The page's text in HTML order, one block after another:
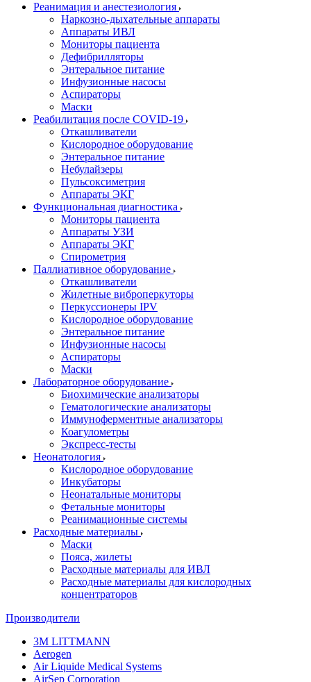
Реанимация и анестезиология
Наркозно-дыхательные аппараты
Аппараты ИВЛ
Мониторы пациента
Дефибрилляторы
Энтеральное питание
Инфузионные насосы
Аспираторы
Маски
Реабилитация после COVID-19
Откашливатели
Кислородное оборудование
Энтеральное питание
Небулайзеры
Пульсоксиметрия
Аппараты ЭКГ
Функциональная диагностика
Мониторы пациента
Аппараты УЗИ
Аппараты ЭКГ
Спирометрия
Паллиативное оборудование
Откашливатели
Жилетные виброперкуторы
Перкуссионеры IPV
Кислородное оборудование
Энтеральное питание
Инфузионные насосы
Аспираторы
Маски
Лабораторное оборудование
Биохимические анализаторы
Гематологические анализаторы
Иммуноферментные анализаторы
Коагулометры
Экспресс-тесты
Неонатология
Кислородное оборудование
Инкубаторы
Неонатальные мониторы
Фетальные мониторы
Реанимационные системы
Расходные материалы
Маски
Пояса, жилеты
Расходные материалы для ИВЛ
Расходные материалы для кислородных
концентраторов
Производители
3M LITTMANN
Aerogen
Air Liquide Medical Systems
AirSep Corporation